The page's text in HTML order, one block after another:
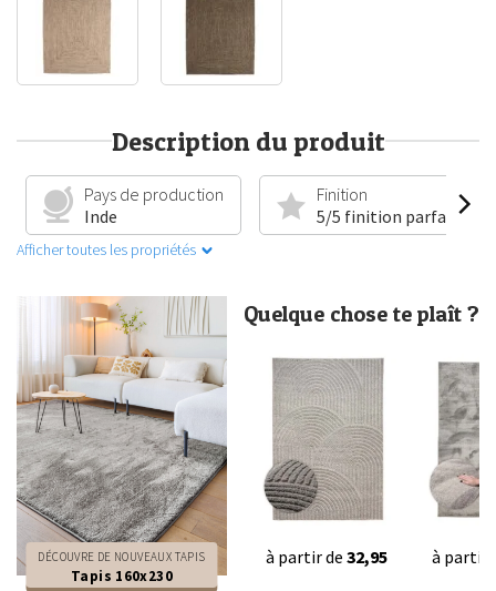
Description du produit
Pays de production
Inde
Finition
5/5 finition parfaite
Afficher toutes les propriétés
DÉCOUVRE DE NOUVEAUX TAPIS
Tapis 160x230
Quelque chose te plaît ?
à partir de 32,95 à partir